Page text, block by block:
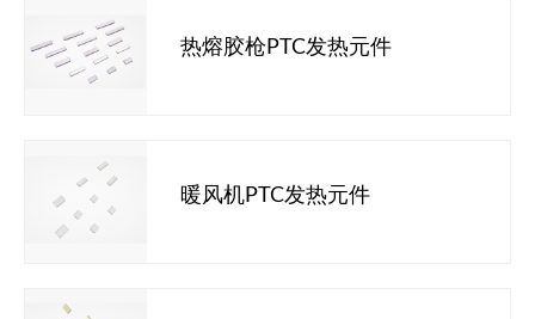
热熔胶枪PTC发热元件
暖风机PTC发热元件